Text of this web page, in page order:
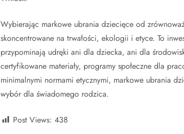
Wybierając markowe ubrania dziecięce od
skoncentrowane na trwałości, ekologii i etyce. To
przypominają udręki ani dla dziecka, ani dla
certyfikowane materiały, programy społeczne dla
minimalnymi normami etycznymi, markowe ubrania
wybór dla świadomego rodzica.
Post Views: 438